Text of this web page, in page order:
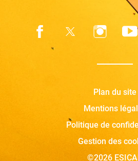
Plan du site
Mentions
Politique de
Gestion des
©2026